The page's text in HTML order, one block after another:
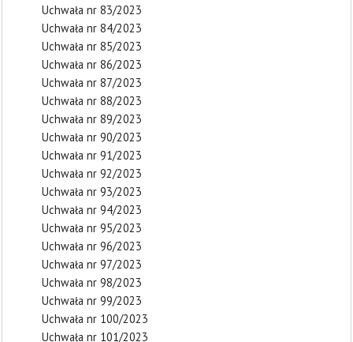
Uchwała nr 83/2023
Uchwała nr 84/2023
Uchwała nr 85/2023
Uchwała nr 86/2023
Uchwała nr 87/2023
Uchwała nr 88/2023
Uchwała nr 89/2023
Uchwała nr 90/2023
Uchwała nr 91/2023
Uchwała nr 92/2023
Uchwała nr 93/2023
Uchwała nr 94/2023
Uchwała nr 95/2023
Uchwała nr 96/2023
Uchwała nr 97/2023
Uchwała nr 98/2023
Uchwała nr 99/2023
Uchwała nr 100/2023
Uchwała nr 101/2023